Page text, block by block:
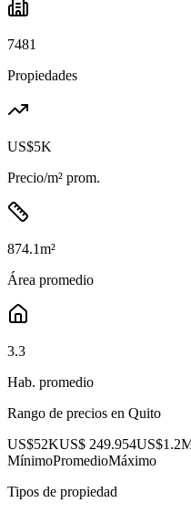
7481
Propiedades
US$5K
Precio/m² prom.
874.1m²
Área promedio
3.3
Hab. promedio
Rango de precios en Quito
US$52KUS$ 249.954
MínimoPromedioMáximo
Tipos de propiedad